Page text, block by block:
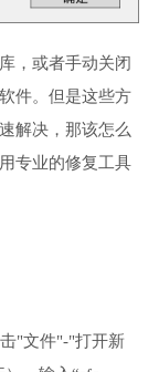
，或者手动关闭
件。但是这些方
解决，那该怎么
专业的修复工具
"文件"-"打开新